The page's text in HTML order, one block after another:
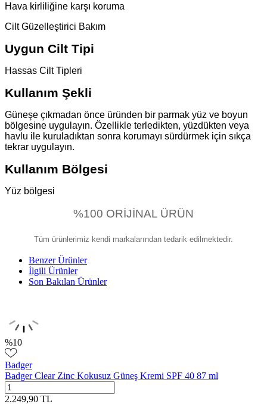
Hava kirliliğine karşı koruma
Cilt Güzelleştirici Bakım
Uygun Cilt Tipi
Hassas Cilt Tipleri
Kullanım Şekli
Güneşe çıkmadan önce üründen bir parmak yüz ve boyun
bölgesine uygulayın. Özellikle terledikten, yüzdükten veya
havlu ile kuruladıktan sonra korumayı sürdürmek için sıkça
tekrar uygulayın.
Kullanım Bölgesi
Yüz bölgesi
%100 ORİJİNAL ÜRÜN
Tüm ürünlerimiz kendi markalarından tedarik edilmektedir.
Benzer Ürünler
İlgili Ürünler
Son Bakılan Ürünler
%10
Badger
Badger Clear Zinc Kokusuz Güneş Kremi SPF 40 87 ml
2.249,90 TL